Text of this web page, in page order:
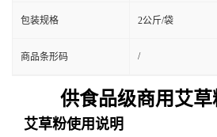
包装规格 2公斤/袋
商品条形码 /
供食品级商用艾草
艾草粉使用说明